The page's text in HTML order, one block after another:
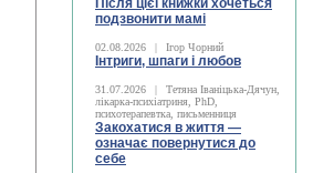
Після цієї книжки хочеться
подзвонити мамі
02.08.2026 | Ігор Чорний
Інтриги, шпаги і любов
31.07.2026 |
Тетяна Іваніцька-Дячун,
лікарка-психіатриня, PhD,
психотерапевтка, письменниця
Закохатися в життя —
означає повернутися до
себе